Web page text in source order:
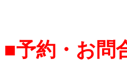
■予約・お問